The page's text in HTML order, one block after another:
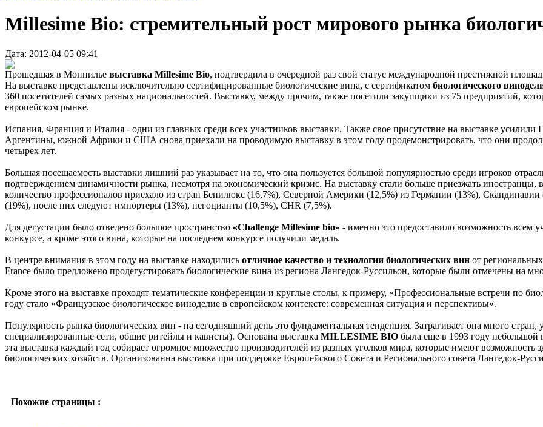
Millesime Bio: стремительный рост мирового рынка
Дата: 2012-04-05 09:41
Прошедшая в Монпилье выставка Millesime Bio, подтвердила в очередной раз свой статус международной престижной
На выставке представлены исключительно сертифицированные биологические вина, с сертификатом биологического
360 посетителей самых разных национальностей. Выставку, между прочим, также посетили закупщики из 75 предприятий,
европейском рынке.
Испания, Франция и Италия - одни из главных среди всех участников выставки. Также свое присутствие на выставке
Аргентины, южной Африки и США снова приехали на проводимую выставку в этом году продемонстрировать, что они
четырех лет.
Большая посещаемость выставки лишний раз указывает на то, что она пользуется большой популярностью среди игроков
подтверждением динамичности рынка, несмотря на экономический кризис. На выставку стали больше приезжать иностранцы,
количество профессионалов приехало из стран Бенилюкс (16,7%), Северной Америки (12,5%) из Германии (13%),
(19%), после них следуют импортеры (13%), негоцианты (10,5%), CHR (7,5%).
Для дегустации было отведено большое пространство «Challenge Millesime bio» - именно это предоставило возможность всем
конкурсе, а кроме этого вина, которые на последнем конкурсе получили медаль.
В центре внимания в этом году на выставке находились отличное качество и технологии биологических вин от
France было предложено продегустировать биологические вина из региона Лангедок-Руссильон, которые были отмечены на
Кроме этого на выставке проходят тематические конференции и круглые столы, к примеру, «Профессиональные встречи по
году стало «Французское биологическое виноделие в европейском контексте: современная ситуация и перспективы».
Популярность рынка биологических вин - на сегодняшний день это фундаментальная тенденция. Затрагивает она много
специализированные сети, общие ритейлы и кависты). Основана выставка MILLESIME BIO была еще в 1993 году небольшой
эта выставка каждый год собирает огромное множество производителей из разных уголков мира, которые имеют возможность
биологических хозяйств. Организованна выставка при поддержке Европейского Совета и Регионального совета Лангедок-
Похожие страницы :